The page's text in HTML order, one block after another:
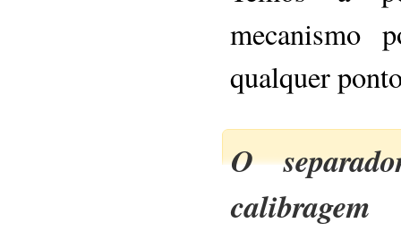
mecanismo
qualquer
O
calibragem